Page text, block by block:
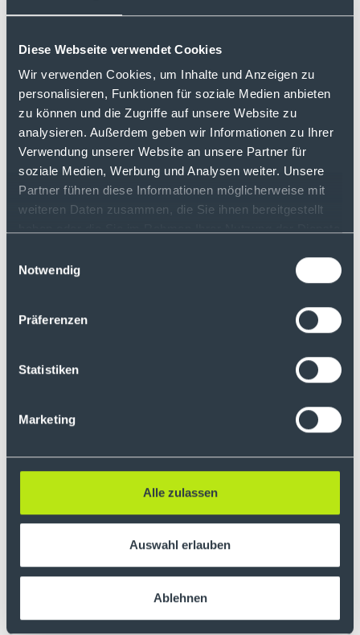
Diese Webseite verwendet Cookies
Wir verwenden Cookies, um Inhalte und Anzeigen zu
personalisieren, Funktionen für soziale Medien anbieten
zu können und die Zugriffe auf unsere Website zu
analysieren. Außerdem geben wir Informationen zu Ihrer
Verwendung unserer Website an unsere Partner für
soziale Medien, Werbung und Analysen weiter. Unsere
Partner führen diese Informationen möglicherweise mit
weiteren Daten zusammen, die Sie ihnen bereitgestellt
Notwendig
Präferenzen
Statistiken
Marketing
Alle zulassen
Auswahl erlauben
Ablehnen
Starten Sie jetzt Ihren langfristigen
Ihr bestehendes Depot.
Weitere Informationen zu den Sparplänen
finden Sie hier:
Zu den Sparplänen